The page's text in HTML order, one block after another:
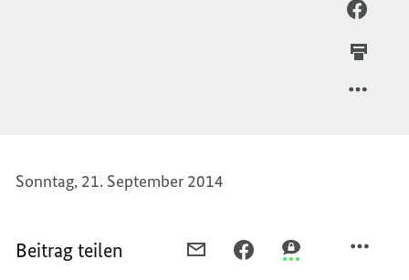
Sonntag, 21. September 2014
Beitrag teilen